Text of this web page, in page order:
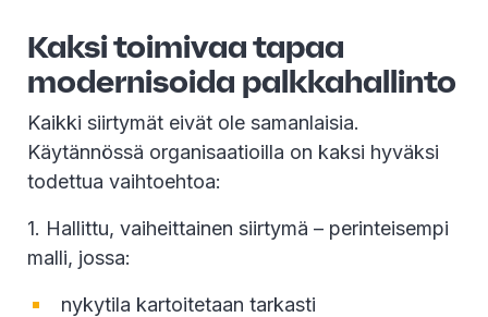
Kaksi toimivaa tapaa
modernisoida palkkahallinto
Kaikki siirtymät eivät ole samanlaisia.
Käytännössä organisaatioilla on kaksi hyväksi
todettua vaihtoehtoa:
1. Hallittu, vaiheittainen siirtymä – perinteisempi
malli, jossa:
nykytila kartoitetaan tarkasti